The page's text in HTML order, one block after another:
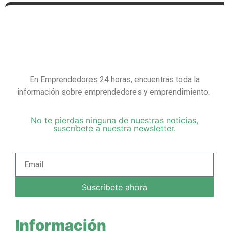
En Emprendedores 24 horas, encuentras toda la
información sobre emprendedores y emprendimiento.
No te pierdas ninguna de nuestras noticias,
suscríbete a nuestra newsletter.
Suscríbete ahora
Información